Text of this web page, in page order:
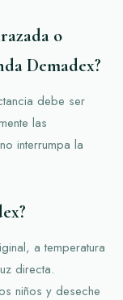
o
Demadex?
debe ser
las
interrumpa la
a temperatura
directa.
niños y deseche